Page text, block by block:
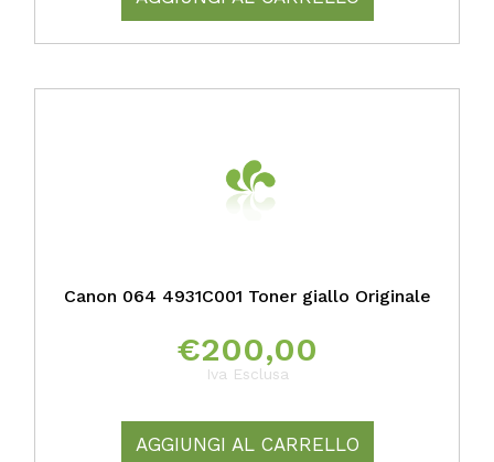
Canon 064 4931C001 Toner giallo Originale
€200,00
Iva Esclusa
AGGIUNGI AL CARRELLO